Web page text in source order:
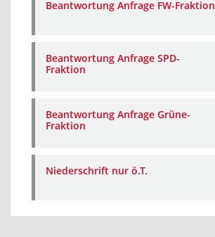
Beantwortung Anfrage FW-Fraktion
Beantwortung Anfrage SPD-
Fraktion
Beantwortung Anfrage Grüne-
Fraktion
Niederschrift nur ö.T.